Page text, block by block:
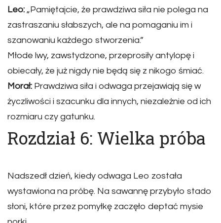
Leo: „Pamiętajcie, że prawdziwa siła nie polega na
zastraszaniu słabszych, ale na pomaganiu im i
szanowaniu każdego stworzenia.”
Młode lwy, zawstydzone, przeprosiły antylopę i
obiecały, że już nigdy nie będą się z nikogo śmiać.
Morał: Prawdziwa siła i odwaga przejawiają się w
życzliwości i szacunku dla innych, niezależnie od ich
rozmiaru czy gatunku.
Rozdział 6: Wielka próba
Nadszedł dzień, kiedy odwaga Leo została
wystawiona na próbę. Na sawannę przybyło stado
słoni, które przez pomyłkę zaczęło deptać mysie